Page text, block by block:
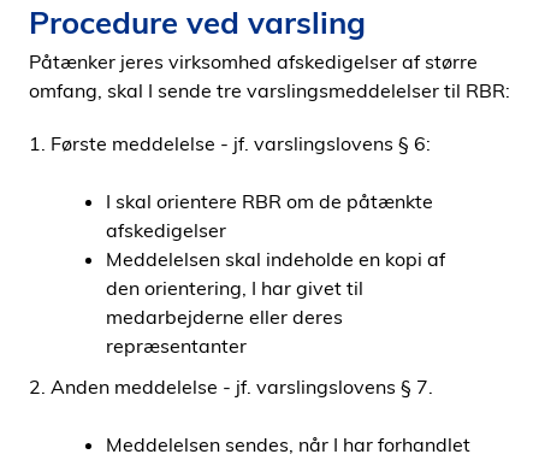
Procedure ved varsling
Påtænker jeres virksomhed afskedigelser af større
omfang, skal I sende tre varslingsmeddelelser til RBR:
1. Første meddelelse - jf. varslingslovens § 6:
I skal orientere RBR om de påtænkte
afskedigelser
Meddelelsen skal indeholde en kopi af
den orientering, I har givet til
medarbejderne eller deres
repræsentanter
2. Anden meddelelse - jf. varslingslovens § 7.
Meddelelsen sendes, når I har forhandlet